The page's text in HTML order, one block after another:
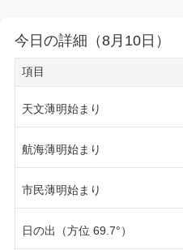
今日の詳細（8月10日）
項目
天文薄明始まり
航海薄明始まり
市民薄明始まり
日の出（方位 69.7°）